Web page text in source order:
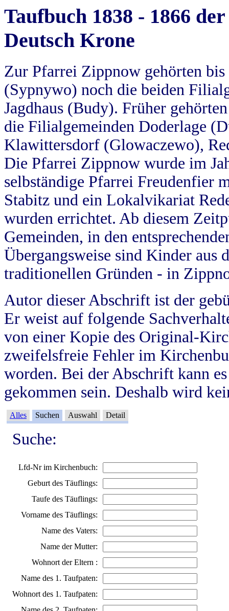
Taufbuch 1838 - 1866
Deutsch Krone
Zur Pfarrei Zippnow gehörten
(Sypnywo) noch die beiden
Jagdhaus (Budy). Früher
die Filialgemeinden Doderlage
Klawittersdorf (Glowaczewo),
Die Pfarrei Zippnow wurde im
selbständige Pfarrei Freudenfier
Stabitz und ein Lokalvikariat
wurden errichtet. Ab diesem
Gemeinden, in den
Übergangsweise sind Kinder aus
traditionellen Gründen - in
Autor dieser Abschrift ist der
Er weist auf folgende
von einer Kopie des Original-
zweifelsfreie Fehler im
worden. Bei der Abschrift kann
gekommen sein. Deshalb wird
Alles Suchen Auswahl Detail
Suche:
Lfd-Nr im Kirchenbuch:
Geburt des Täuflings:
Taufe des Täuflings:
Vorname des Täuflings:
Name des Vaters:
Name der Mutter:
Wohnort der Eltern :
Name des 1. Taufpaten:
Wohnort des 1. Taufpaten: